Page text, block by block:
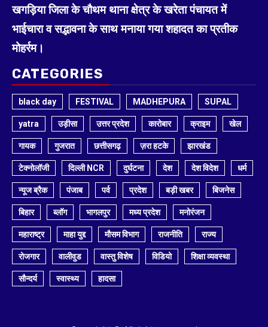
खगड़िया जिला के चौथम थाना क्षेत्र के खरेता पंचायत में
भाईचारा व सद्भावना के साथ मनाया गया शहादत का प्रतीक
मोहर्रम।
CATEGORIES
black day FESTIVAL MADHEPURA SUPAL
yatra उड़ीसा उत्तर प्रदेश कारोबार क्राइम खेल
गायक गुजरात छत्तीसगढ़ ज़रा हटके झारखंड
टेक्नोलॉजी दिल्ली NCR दुर्घटना देश देश विदेश धर्म
न्यूज ब्रैक पंजाब पर्व प्रदेश बड़ी खबर बिजनेस
बिहार ब्लॉग भागलपुर मध्य प्रदेश मनोरंजन
महाराष्ट्र माहा युद्द मौसम विभाग राजनीति राज्य
रोजगार वालीवुड वास्तु विशेष विडियो शिक्षा व्यवस्था
सौन्दर्य स्वास्थ्य हादसा